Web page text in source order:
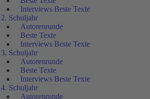
Interviews Beste Texte
2. Schuljahr
Autorenrunde
Beste Texte
Interviews Beste Texte
3. Schuljahr
Autorenrunde
Beste Texte
Interviews Beste Texte
4. Schuljahr
Autorenrunde